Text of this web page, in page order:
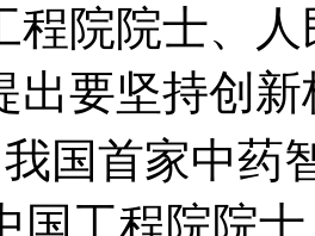
程院院士、
出要坚持创
我国首家中
国工程院院